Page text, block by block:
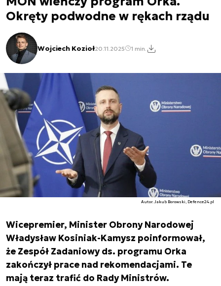
Okręty podwodne w rękach rządu
Wojciech Kozioł20.11.2025 1 min.
Autor. Jakub Borowski, Defence24.pl
Wicepremier, Minister Obrony Narodowej
Władysław Kosiniak-Kamysz poinformował,
że Zespół Zadaniowy ds. programu Orka
zakończył prace nad rekomendacjami. Te
mają teraz trafić do Rady Ministrów.